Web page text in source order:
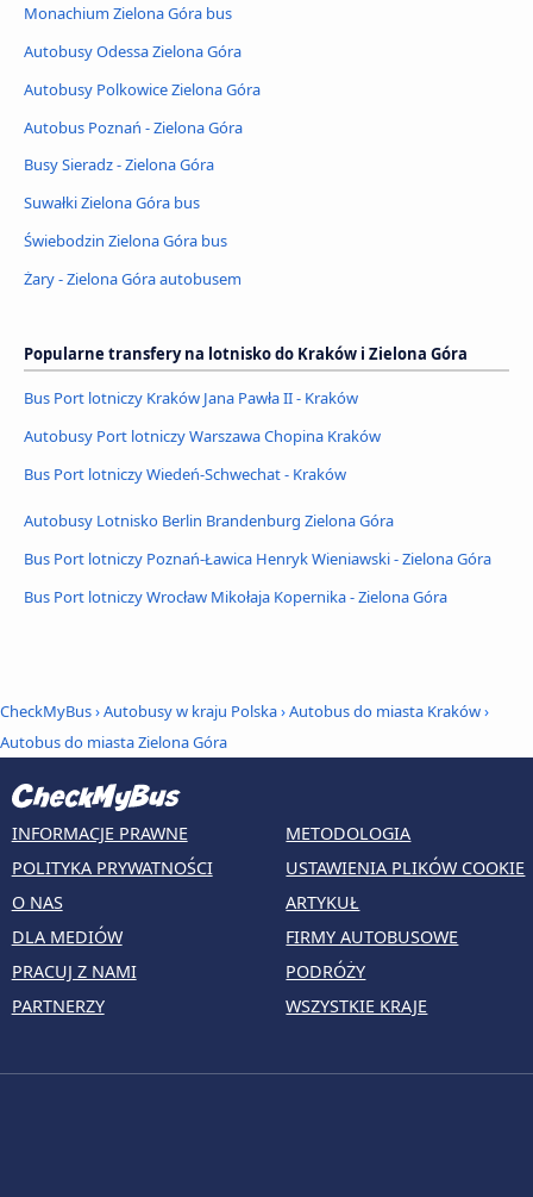
Monachium Zielona Góra bus
Autobusy Odessa Zielona Góra
Autobusy Polkowice Zielona Góra
Autobus Poznań - Zielona Góra
Busy Sieradz - Zielona Góra
Suwałki Zielona Góra bus
Świebodzin Zielona Góra bus
Żary - Zielona Góra autobusem
Popularne transfery na lotnisko do Kraków i Zielona Góra
Bus Port lotniczy Kraków Jana Pawła II - Kraków
Autobusy Port lotniczy Warszawa Chopina Kraków
Bus Port lotniczy Wiedeń-Schwechat - Kraków
Autobusy Lotnisko Berlin Brandenburg Zielona Góra
Bus Port lotniczy Poznań-Ławica Henryk Wieniawski - Zielona Góra
Bus Port lotniczy Wrocław Mikołaja Kopernika - Zielona Góra
CheckMyBus›Autobusy w kraju Polska›Autobus do miasta Kraków›
Autobus do miasta Zielona Góra
INFORMACJE PRAWNE
POLITYKA PRYWATNOŚCI
O NAS
DLA MEDIÓW
PRACUJ Z NAMI
PARTNERZY
METODOLOGIA
USTAWIENIA PLIKÓW COOKIE
ARTYKUŁ
FIRMY AUTOBUSOWE
PODRÓŻY
WSZYSTKIE KRAJE